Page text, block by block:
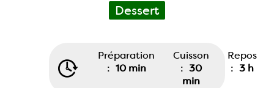
Dessert
Préparation
: 10 min
Cuisson
: 30
min
Repos
: 3 h